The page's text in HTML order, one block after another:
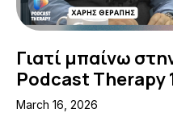
Γιατί μπαίνω
Podcast Therapy
March 16, 2026